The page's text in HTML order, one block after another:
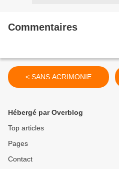
Commentaires
< SANS ACRIMONIE
Hébergé par Overblog
Top articles
Pages
Contact